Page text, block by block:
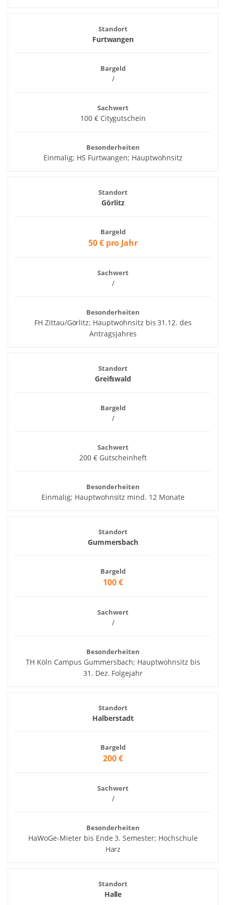
Standort
Furtwangen
Bargeld
/
Sachwert
100 € Citygutschein
Besonderheiten
Einmalig; HS Furtwangen; Hauptwohnsitz
Standort
Görlitz
Bargeld
50 € pro Jahr
Sachwert
/
Besonderheiten
FH Zittau/Görlitz; Hauptwohnsitz bis 31.12. des
Antragsjahres
Standort
Greifswald
Bargeld
/
Sachwert
200 € Gutscheinheft
Besonderheiten
Einmalig; Hauptwohnsitz mind. 12 Monate
Standort
Gummersbach
Bargeld
100 €
Sachwert
/
Besonderheiten
TH Köln Campus Gummersbach; Hauptwohnsitz bis
31. Dez. Folgejahr
Standort
Halberstadt
Bargeld
200 €
Sachwert
/
Besonderheiten
HaWoGe-Mieter bis Ende 3. Semester; Hochschule
Harz
Standort
Halle